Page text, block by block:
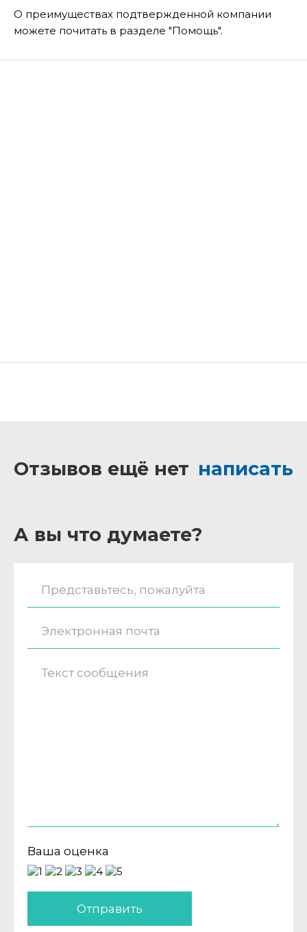
О преимуществах подтвержденной компании
можете почитать в разделе "Помощь".
Отзывов ещё нет написать
А вы что думаете?
Ваша оценка
Отправить